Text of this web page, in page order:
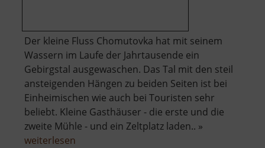
Der kleine Fluss Chomutovka hat mit seinem
Wassern im Laufe der Jahrtausende ein
Gebirgstal ausgewaschen. Das Tal mit den steil
ansteigenden Hängen zu beiden Seiten ist bei
Einheimischen wie auch bei Touristen sehr
beliebt. Kleine Gasthäuser - die erste und die
zweite Mühle - und ein Zeltplatz laden.. »
weiterlesen